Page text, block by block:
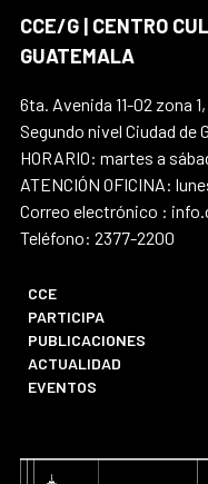
CCE/G | CENTRO
GUATEMALA
6ta. Avenida 11-02 zona
Segundo nivel Ciudad de
HORARIO: martes a
ATENCIÓN OFICINA:
Correo electrónico :
Teléfono: 2377-2200
CCE
PARTICIPA
PUBLICACIONES
ACTUALIDAD
EVENTOS